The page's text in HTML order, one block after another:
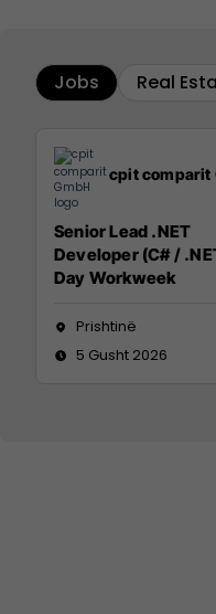
Jobs Real
cpit comparit
Senior Lead .NET
Developer (C# /
Day Workweek
Prishtinë
5 Gusht 2026